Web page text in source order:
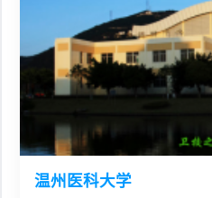
温州医科大学